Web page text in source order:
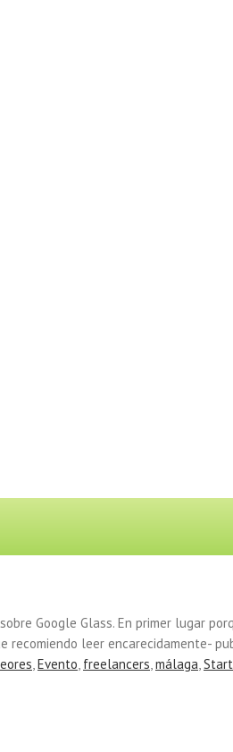
Google Glass. En primer lugar
leer encarecidamente-
,Evento, freelancers,málaga,